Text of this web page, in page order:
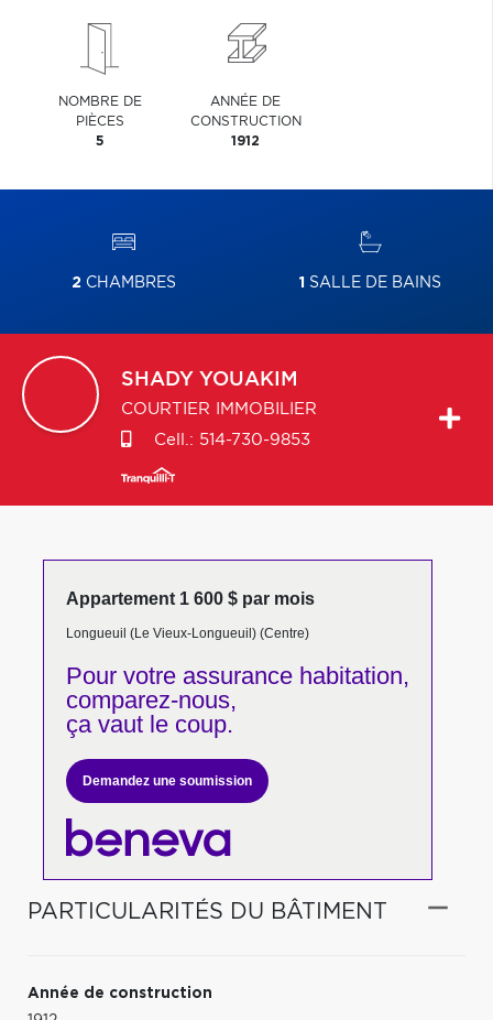
NOMBRE DE
PIÈCES
5
ANNÉE DE
CONSTRUCTION
1912
2CHAMBRES 1 SALLE DE BAINS
SHADY YOUAKIM
COURTIER IMMOBILIER
Cell.: 514-730-9853
Appartement 1 600 $ par mois
Longueuil (Le Vieux-Longueuil) (Centre)
Pour votreassurance habitation,
comparez-nous,
ça vaut le coup.
Demandez une soumission
PARTICULARITÉS DU BÂTIMENT
Année de construction